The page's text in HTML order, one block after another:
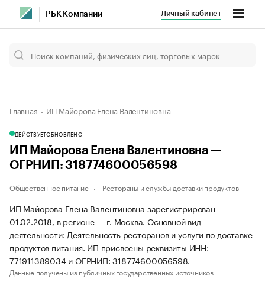
РБК Компании Личный кабинет
Главная ИП Майорова Елена Валентиновна
ДЕЙСТВУЕТОБНОВЛЕНО
ИП Майорова Елена Валентиновна —
ОГРНИП: 318774600056598
Общественное питание Рестораны и службы доставки продуктов
ИП Майорова Елена Валентиновна зарегистрирован
01.02.2018, в регионе — г. Москва. Основной вид
деятельности: Деятельность ресторанов и услуги по доставке
продуктов питания. ИП присвоены реквизиты ИНН:
771911389034 и ОГРНИП: 318774600056598.
Данные получены из публичных государственных источников.